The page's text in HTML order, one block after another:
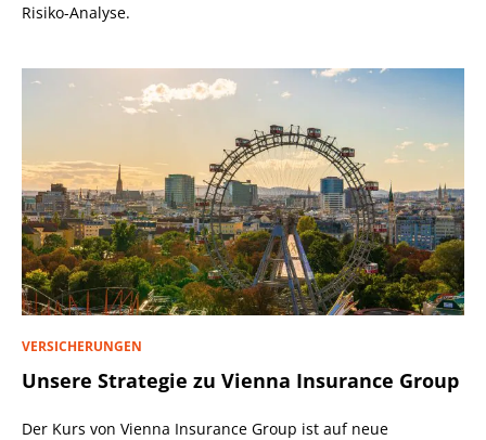
Risiko-Analyse.
VERSICHERUNGEN
Unsere Strategie zu Vienna Insurance Group
Der Kurs von Vienna Insurance Group ist auf neue